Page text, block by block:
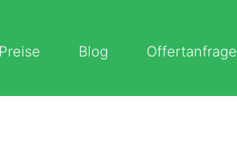
Preise Blog Offertanfrage